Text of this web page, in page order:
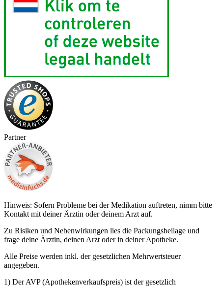
Partner
Hinweis: Sofern Probleme bei der Medikation auftreten, nimm bitte
Kontakt mit deiner Ärztin oder deinem Arzt auf.
Zu Risiken und Nebenwirkungen lies die Packungsbeilage und
frage deine Ärztin, deinen Arzt oder in deiner Apotheke.
Alle Preise werden inkl. der gesetzlichen Mehrwertsteuer
angegeben.
1) Der AVP (Apothekenverkaufspreis) ist der gesetzlich